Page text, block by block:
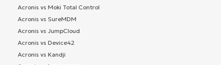
Acronis vs Moki Total Control
Acronis vs SureMDM
Acronis vs JumpCloud
Acronis vs Device42
Acronis vs Kandji